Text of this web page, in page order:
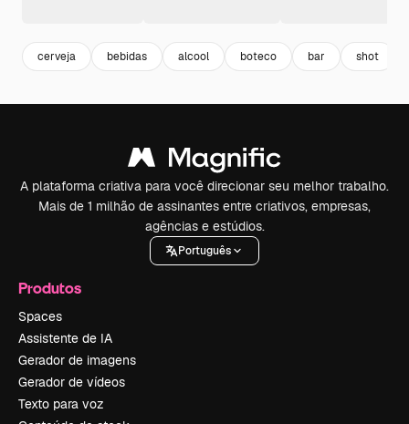
cerveja bebidas alcool boteco bar shot
A plataforma criativa para você direcionar seu melhor trabalho.
Mais de 1 milhão de assinantes entre criativos, empresas,
agências e estúdios.
Português
Produtos
Spaces
Assistente de IA
Gerador de imagens
Gerador de vídeos
Texto para voz